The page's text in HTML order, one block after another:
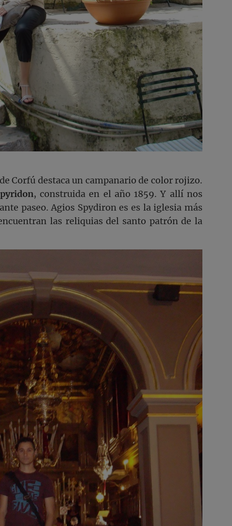
Corfú destaca un campanario de color rojizo.
, construida en el año 1859. Y allí nos
paseo. Agios Spydiron es es la iglesia más
las reliquias del santo patrón de la